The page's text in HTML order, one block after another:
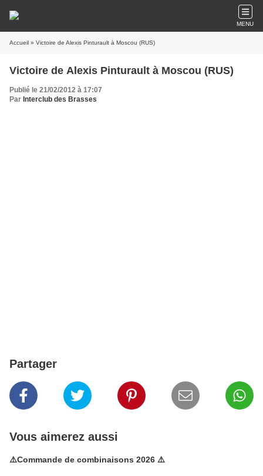
MENU
Accueil » Victoire de Alexis Pinturault à Moscou (RUS)
Victoire de Alexis Pinturault à Moscou (RUS)
Publié le 21/02/2012 à 17:07
Par Interclub des Brasses
Partager
Vous aimerez aussi
⚠️Commande de combinaisons 2026 ⚠️